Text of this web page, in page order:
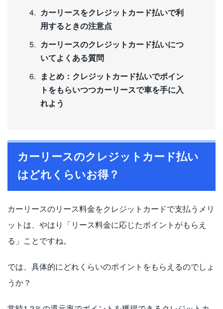
カーリースをクレジットカード払いで利
用するときの注意点
カーリースのクレジットカード払いにつ
いてよくある質問
まとめ：クレジットカード払いでポイン
トをもらいつつカーリースで車を手に入
れよう
カーリースのクレジットカード払い
はどれくらいお得？
カーリースのリース料金をクレジットカードで支払うメリ
ットは、やはり「リース料金に応じたポイントがもらえ
る」ことですね。
では、具体的にどれくらいのポイントをもらえるのでしょ
うか？